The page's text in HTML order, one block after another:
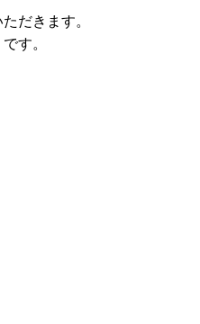
だきます。
す。